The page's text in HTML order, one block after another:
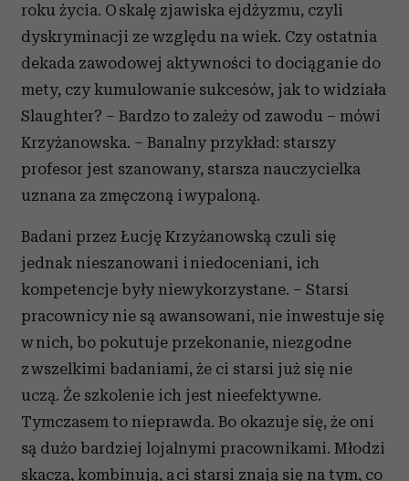
roku życia. O skalę zjawiska ejdżyzmu, czyli
dyskryminacji ze względu na wiek. Czy ostatnia
dekada zawodowej aktywności to dociąganie do
mety, czy kumulowanie sukcesów, jak to widziała
Slaughter? – Bardzo to zależy od zawodu – mówi
Krzyżanowska. – Banalny przykład: starszy
profesor jest szanowany, starsza nauczycielka
uznana za zmęczoną i wypaloną.
Badani przez Łucję Krzyżanowską czuli się
jednak nieszanowani i niedoceniani, ich
kompetencje były niewykorzystane. – Starsi
pracownicy nie są awansowani, nie inwestuje się
w nich, bo pokutuje przekonanie, niezgodne
z wszelkimi badaniami, że ci starsi już się nie
uczą. Że szkolenie ich jest nieefektywne.
Tymczasem to nieprawda. Bo okazuje się, że oni
są dużo bardziej lojalnymi pracownikami. Młodzi
skaczą, kombinują, a ci starsi znają się na tym, co